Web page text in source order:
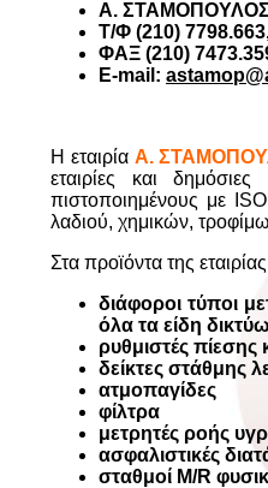
Α. ΣΤΑΜΟΠΟΥΛΟΣ
Τ/Φ (210)
ΦΑΞ (210)
E-mail:
Η εταιρία Α.
εταιρίες και
πιστοποιημένους με
λαδιού, χημικών,
Στα προϊόντα της
διάφοροι τύποι
όλα τα είδη
ρυθμιστές πίεσης
δείκτες στάθμης
ατμοπαγίδες
φίλτρα
μετρητές ροής
ασφαλιστικές
σταθμοί M/R